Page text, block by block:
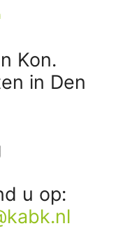
Kon.
in Den
u op: